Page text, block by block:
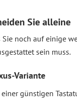
Sie alleine
Sie noch auf
sein muss.
Variante
günstigen